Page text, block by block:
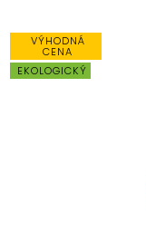
VÝHODNÁ
CENA
EKOLOGICKÝ